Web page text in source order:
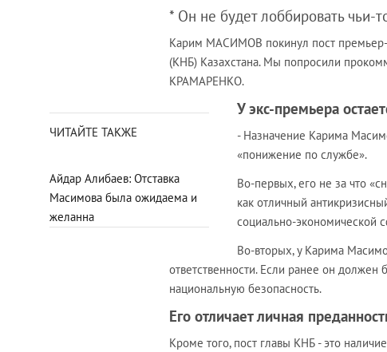
* Он не будет лоббировать чьи-
Карим МАСИМОВ покинул пост премьер-
(КНБ) Казахстана. Мы попросили
КРАМАРЕНКО.
ЧИТАЙТЕ ТАКЖЕ
Айдар Алибаев: Отставка
Масимова была ожидаема и
желанна
У экс-премьера
- Назначение Карима
«понижение по службе».
Во-первых, его не за что
как отличный
социально-экономической
Во-вторых, у Карима
ответственности. Если ранее он должен
национальную безопасность.
Его отличает личная
Кроме того, пост главы КНБ - это